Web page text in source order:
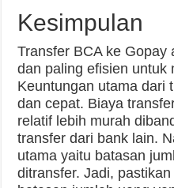
Kesimpulan
Transfer BCA ke Gopay
dan paling efisien untuk
Keuntungan utama dari
dan cepat. Biaya
relatif lebih murah
transfer dari bank lain.
utama yaitu batasan
ditransfer. Jadi,